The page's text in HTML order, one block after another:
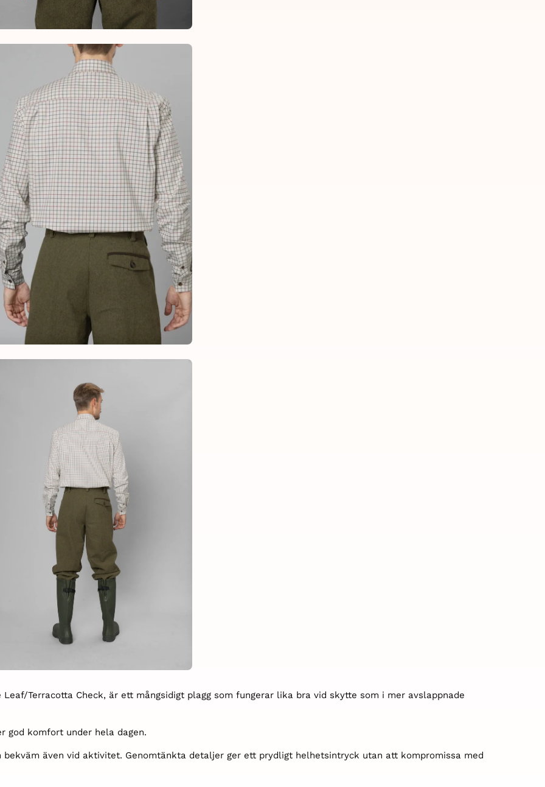
Terracotta Check, är ett mångsidigt plagg som fungerar lika bra vid skytte som i mer avslappnade
god komfort under hela dagen.
även vid aktivitet. Genomtänkta detaljer ger ett prydligt helhetsintryck utan att kompromissa med